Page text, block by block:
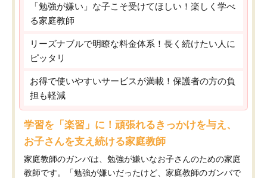
「勉強が嫌い」な子こそ受けてほしい！楽しく学べ
る家庭教師
リーズナブルで明瞭な料金体系！長く続けたい人に
ピッタリ
お得で使いやすいサービスが満載！保護者の方の負
担も軽減
学習を「楽習」に！頑張れるきっかけを与え、
お子さんを支え続ける家庭教師
家庭教師のガンバは、勉強が嫌いなお子さんのための家庭
教師です。「勉強が嫌いだったけど、家庭教師のガンバで